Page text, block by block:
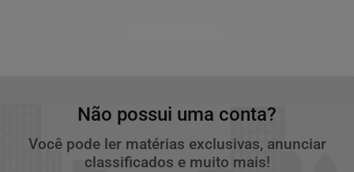
Não possui uma conta?
Você pode ler matérias exclusivas, anunciar
classificados e muito mais!